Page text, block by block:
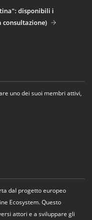
disponibili i
consultazione)
uno dei suoi membri attivi,
dal progetto europeo
Ecosystem. Questo
attori e a sviluppare gli